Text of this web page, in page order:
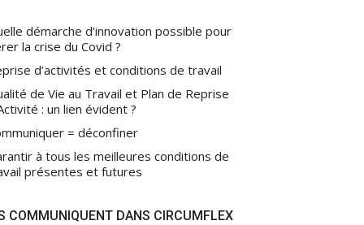
démarche d’innovation possible pour
la crise du Covid ?
d’activités et conditions de travail
de Vie au Travail et Plan de Reprise
: un lien évident ?
= déconfiner
à tous les meilleures conditions de
présentes et futures
COMMUNIQUENT DANS CIRCUMFLEX